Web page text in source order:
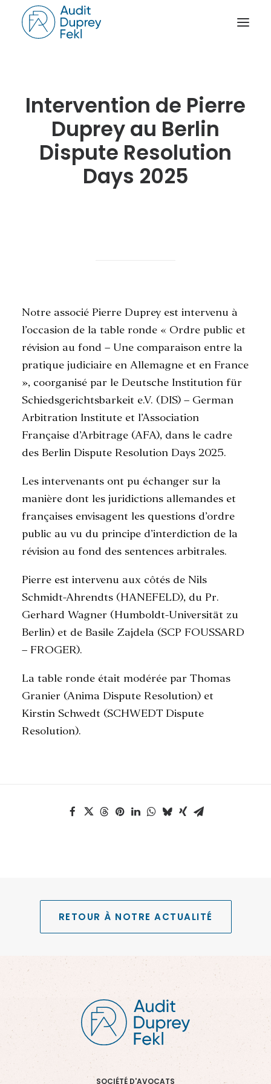
LE CABINET
NOS SAVOIR-FAIRE
L’ÉQUIPE
NOS RÉFÉRENCES
NOTRE ACTUALITÉ
RECHERCHE
Intervention de Pierre
Duprey au Berlin
Dispute Resolution
Days 2025
Notre associé Pierre Duprey est intervenu à
l’occasion de la table ronde « Ordre public et
révision au fond – Une comparaison entre la
pratique judiciaire en Allemagne et en France
», coorganisé par le Deutsche Institution für
Schiedsgerichtsbarkeit e.V. (DIS) – German
Arbitration Institute et l’Association
Française d’Arbitrage (AFA), dans le cadre
des Berlin Dispute Resolution Days 2025.
Les intervenants ont pu échanger sur la
manière dont les juridictions allemandes et
françaises envisagent les questions d’ordre
public au vu du principe d’interdiction de la
révision au fond des sentences arbitrales.
Pierre est intervenu aux côtés de Nils
Schmidt-Ahrendts (HANEFELD), du Pr.
Gerhard Wagner (Humboldt-Universität zu
Berlin) et de Basile Zajdela (SCP FOUSSARD
– FROGER).
La table ronde était modérée par Thomas
Granier (Anima Dispute Resolution) et
Kirstin Schwedt (SCHWEDT Dispute
Resolution).
RETOUR À NOTRE ACTUALITÉ
SOCIÉTÉ D'AVOCATS